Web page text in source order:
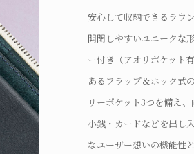
安心して収納できるラウ
開閉しやすいユニークな
ー付き（アオリポケット
あるフラップ＆ホック式
リーポケット3つを備え
小銭・カードなどを出し
なユーザー想いの機能性